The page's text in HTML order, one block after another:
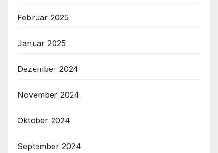
Februar 2025
Januar 2025
Dezember 2024
November 2024
Oktober 2024
September 2024